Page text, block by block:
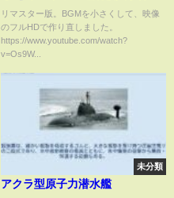
トーリー解説（ネタバレ）
リマスター版。BGMを小さくして、映像
のフルHDで作り直しました。
https://www.youtube.com/watch?
v=Os9W...
未分類
アクラ型原子力潜水艦